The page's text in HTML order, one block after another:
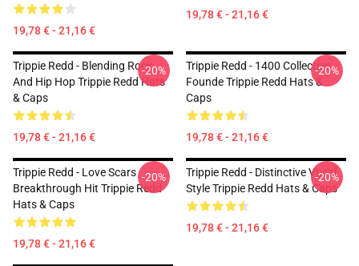
19,78 € - 21,16 €
19,78 € - 21,16 €
Trippie Redd - Blending Rock
And Hip Hop Trippie Redd Hats
& Caps
19,78 € - 21,16 €
-20%
Trippie Redd - 1400 Collective
Founde Trippie Redd Hats &
Caps
19,78 € - 21,16 €
-20%
Trippie Redd - Love Scars
Breakthrough Hit Trippie Redd
Hats & Caps
19,78 € - 21,16 €
-20%
Trippie Redd - Distinctive Vocal
Style Trippie Redd Hats & Caps
19,78 € - 21,16 €
-20%